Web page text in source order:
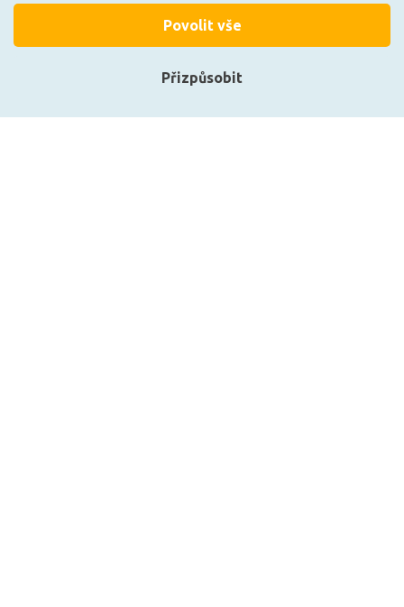
Přizpůsobit
Povolit vše